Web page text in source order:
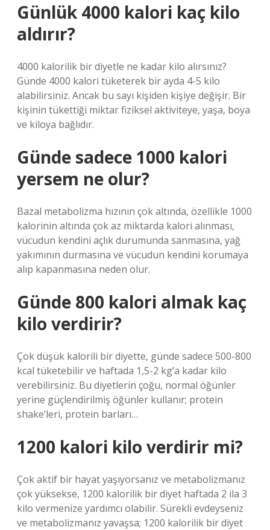
Günlük 4000 kalori kaç kilo
aldırır?
4000 kalorilik bir diyetle ne kadar kilo alırsınız?
Günde 4000 kalori tüketerek bir ayda 4-5 kilo
alabilirsiniz. Ancak bu sayı kişiden kişiye değişir. Bir
kişinin tükettiği miktar fiziksel aktiviteye, yaşa, boya
ve kiloya bağlıdır.
Günde sadece 1000 kalori
yersem ne olur?
Bazal metabolizma hızının çok altında, özellikle 1000
kalorinin altında çok az miktarda kalori alınması,
vücudun kendini açlık durumunda sanmasına, yağ
yakımının durmasına ve vücudun kendini korumaya
alıp kapanmasına neden olur.
Günde 800 kalori almak kaç
kilo verdirir?
Çok düşük kalorili bir diyette, günde sadece 500-800
kcal tüketebilir ve haftada 1,5-2 kg’a kadar kilo
verebilirsiniz. Bu diyetlerin çoğu, normal öğünler
yerine güçlendirilmiş öğünler kullanır; protein
shake’leri, protein barları…
1200 kalori kilo verdirir mi?
Çok aktif bir hayat yaşıyorsanız ve metabolizmanız
çok yüksekse, 1200 kalorilik bir diyet haftada 2 ila 3
kilo vermenize yardımcı olabilir. Sürekli evdeyseniz
ve metabolizmanız yavaşsa; 1200 kalorilik bir diyet